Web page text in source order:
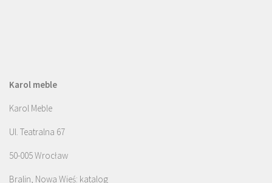
Karol meble
Karol Meble
Ul. Teatralna 67
50-005 Wrocław
Bralin, Nowa Wieś: katalog